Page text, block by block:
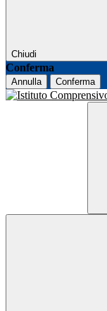
Chiudi
Conferma
Annulla Conferma